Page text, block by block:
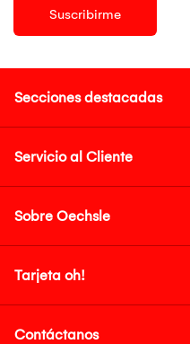
Suscribirme
Secciones destacadas
Servicio al Cliente
Sobre Oechsle
Tarjeta oh!
Contáctanos